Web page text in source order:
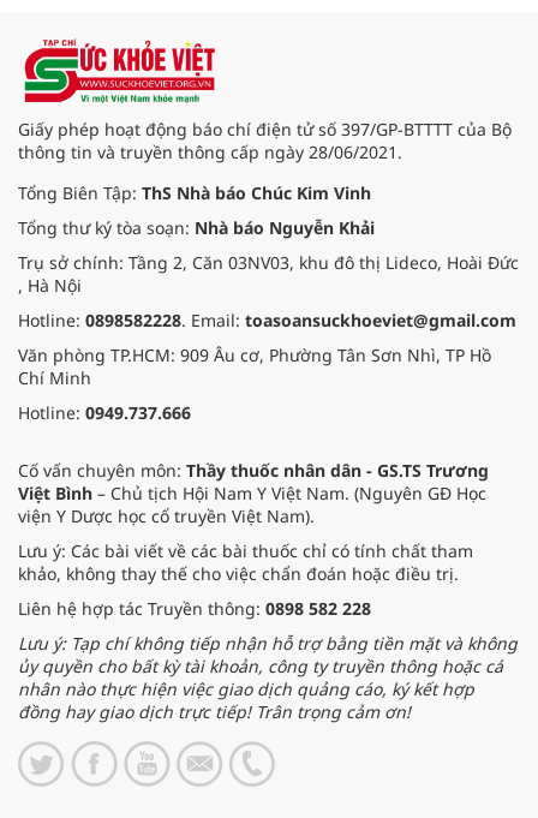
Giấy phép hoạt động báo chí điện tử số 397/GP-BTTTT của Bộ
thông tin và truyền thông cấp ngày 28/06/2021.
Tổng Biên Tập: ThS Nhà báo Chúc Kim Vinh
Tổng thư ký tòa soạn: Nhà báo Nguyễn Khải
Trụ sở chính: Tầng 2, Căn 03NV03, khu đô thị Lideco, Hoài Đức
, Hà Nội
Hotline: 0898582228. Email: toasoansuckhoeviet@gmail.com
Văn phòng TP.HCM: 909 Âu cơ, Phường Tân Sơn Nhì, TP Hồ
Chí Minh
Hotline: 0949.737.666
Cố vấn chuyên môn: Thầy thuốc nhân dân - GS.TS Trương
Việt Bình – Chủ tịch Hội Nam Y Việt Nam. (Nguyên GĐ Học
viện Y Dược học cổ truyền Việt Nam).
Lưu ý: Các bài viết về các bài thuốc chỉ có tính chất tham
khảo, không thay thế cho việc chẩn đoán hoặc điều trị.
Liên hệ hợp tác Truyền thông: 0898 582 228
Lưu ý: Tạp chí không tiếp nhận hỗ trợ bằng tiền mặt và không
ủy quyền cho bất kỳ tài khoản, công ty truyền thông hoặc cá
nhân nào thực hiện việc giao dịch quảng cáo, ký kết hợp
đồng hay giao dịch trực tiếp! Trân trọng cảm ơn!